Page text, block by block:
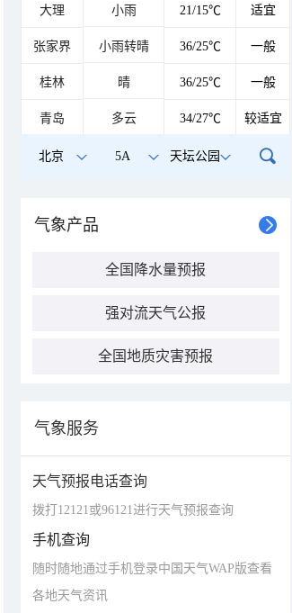
大理 小雨 21/15℃ 适宜
张家界 小雨转晴 36/25℃ 一般
桂林 晴 36/25℃ 一般
青岛 多云 34/27℃ 较适宜
北京 5A 天坛公园
气象产品
全国降水量预报
强对流天气公报
全国地质灾害预报
气象服务
天气预报电话查询
拨打12121或96121进行天气预报查询
手机查询
随时随地通过手机登录中国天气WAP版查看
各地天气资讯